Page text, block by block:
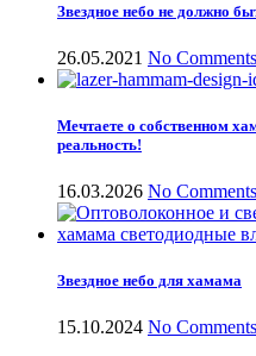
Звездное небо не должно
26.05.2021 No Comments
Мечтаете о собственном
реальность!
16.03.2026 No Comments
Звездное небо для хамама
15.10.2024 No Comments